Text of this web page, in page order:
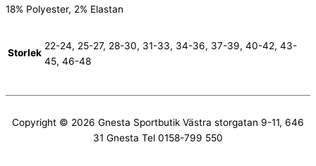
18% Polyester, 2% Elastan
Storlek
22-24, 25-27, 28-30, 31-33, 34-36, 37-39, 40-42, 43-
45, 46-48
Copyright © 2026 Gnesta Sportbutik Västra storgatan 9-11, 646
31 Gnesta Tel 0158-799 550